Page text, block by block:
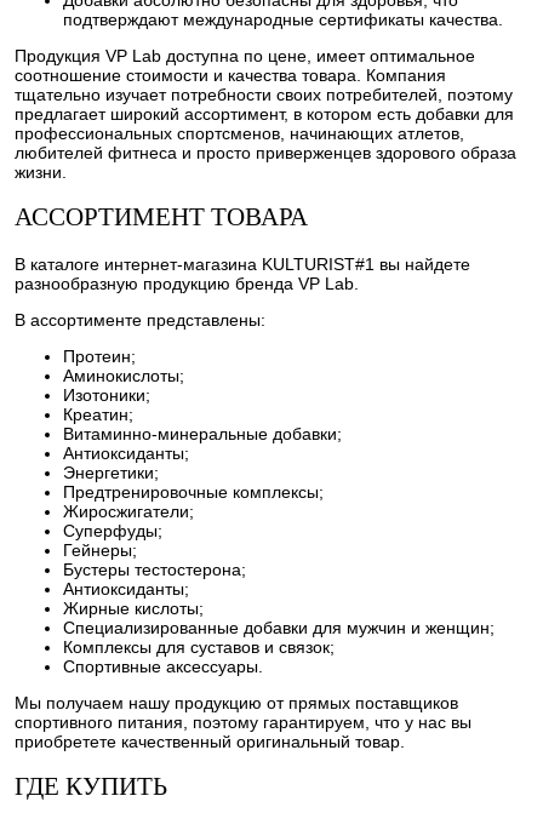
подтверждают международные сертификаты качества.
Продукция VP Lab доступна по цене, имеет оптимальное
соотношение стоимости и качества товара. Компания
тщательно изучает потребности своих потребителей, поэтому
предлагает широкий ассортимент, в котором есть добавки для
профессиональных спортсменов, начинающих атлетов,
любителей фитнеса и просто приверженцев здорового образа
жизни.
АССОРТИМЕНТ ТОВАРА
В каталоге интернет-магазина KULTURIST#1 вы найдете
разнообразную продукцию бренда VP Lab.
В ассортименте представлены:
Протеин;
Аминокислоты;
Изотоники;
Креатин;
Витаминно-минеральные добавки;
Антиоксиданты;
Энергетики;
Предтренировочные комплексы;
Жиросжигатели;
Суперфуды;
Гейнеры;
Бустеры тестостерона;
Антиоксиданты;
Жирные кислоты;
Специализированные добавки для мужчин и женщин;
Комплексы для суставов и связок;
Спортивные аксессуары.
Мы получаем нашу продукцию от прямых поставщиков
спортивного питания, поэтому гарантируем, что у нас вы
приобретете качественный оригинальный товар.
ГДЕ КУПИТЬ